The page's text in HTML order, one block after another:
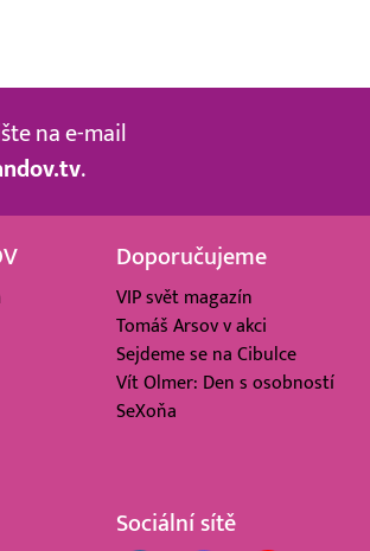
na e-mail
.
Doporučujeme
VIP svět magazín
Tomáš Arsov v akci
Sejdeme se na Cibulce
Vít Olmer: Den s osobností
SeXoňa
Sociální sítě